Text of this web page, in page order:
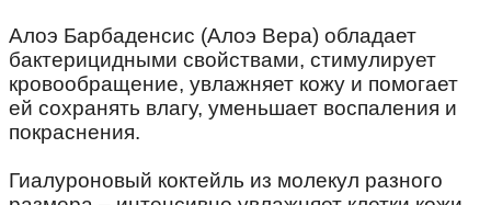
Алоэ Барбаденсис (Алоэ Вера) обладает
бактерицидными свойствами, стимулирует
кровообращение, увлажняет кожу и помогает
ей сохранять влагу, уменьшает воспаления и
покраснения.
Гиалуроновый коктейль из молекул разного